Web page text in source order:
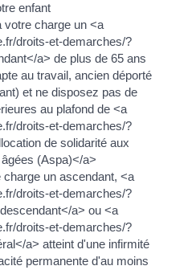
enfant
votre charge un <a
droits-et-demarches/?
a> de plus de 65 ans
au travail, ancien déporté
et ne disposez pas de
au plafond de <a
droits-et-demarches/?
de solidarité aux
(Aspa)</a>
un ascendant, <a
droits-et-demarches/?
a> ou <a
droits-et-demarches/?
a> atteint d'une infirmité
permanente d'au moins